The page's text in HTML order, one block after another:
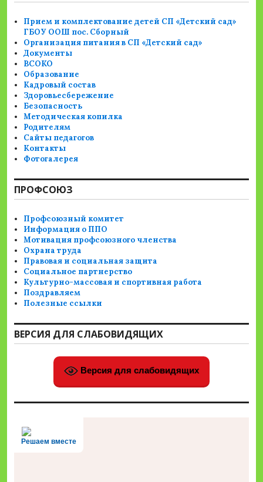
Прием и комплектование детей СП «Детский сад»
ГБОУ ООШ пос. Сборный
Организация питания в СП «Детский сад»
Документы
ВСОКО
Образование
Кадровый состав
Здоровьесбережение
Безопасность
Методическая копилка
Родителям
Сайты педагогов
Контакты
Фотогалерея
ПРОФСОЮЗ
Профсоюзный комитет
Информация о ППО
Мотивация профсоюзного членства
Охрана труда
Правовая и социальная защита
Социальное партнерство
Культурно-массовая и спортивная работа
Поздравляем
Полезные ссылки
ВЕРСИЯ ДЛЯ СЛАБОВИДЯЩИХ
Версия для слабовидящих
Решаем вместе